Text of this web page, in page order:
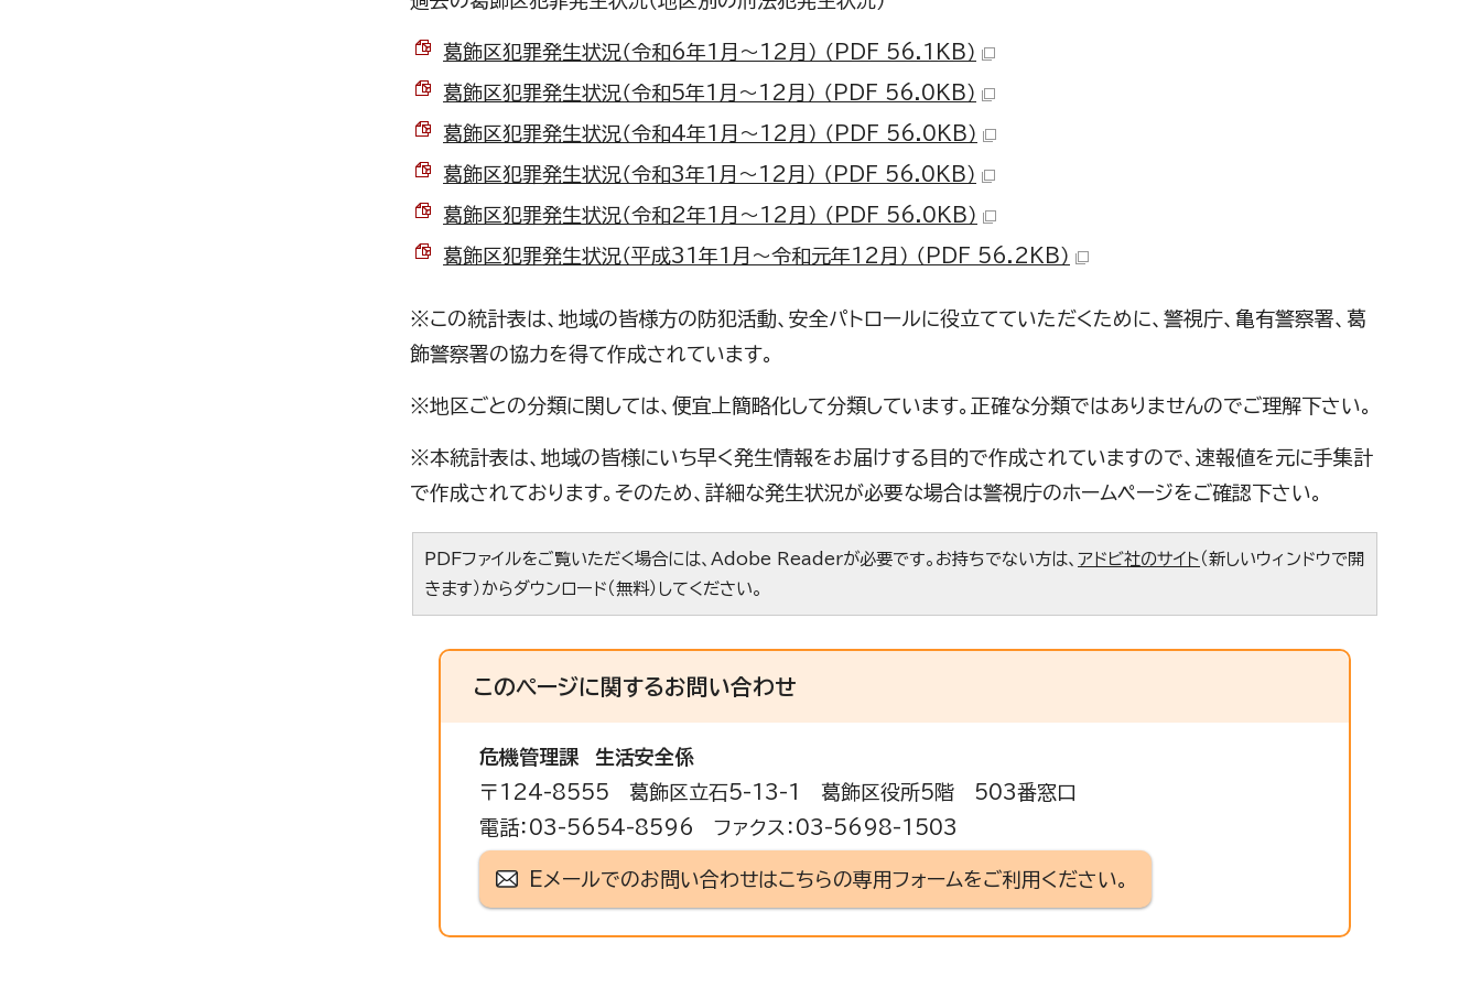
葛飾区犯罪発生状況（令和6年1月～12月） （PDF 56.1KB）
葛飾区犯罪発生状況（令和5年1月～12月） （PDF 56.0KB）
葛飾区犯罪発生状況（令和4年1月～12月） （PDF 56.0KB）
葛飾区犯罪発生状況（令和3年1月～12月） （PDF 56.0KB）
葛飾区犯罪発生状況（令和2年1月～12月） （PDF 56.0KB）
葛飾区犯罪発生状況（平成31年1月～令和元年12月） （PDF 56.2KB）
※この統計表は、地域の皆様方の防犯活動、安全パトロールに役立てていただくために、警視庁、亀有警察署、葛
飾警察署の協力を得て作成されています。
※地区ごとの分類に関しては、便宜上簡略化して分類しています。正確な分類ではありませんのでご理解下さい。
※本統計表は、地域の皆様にいち早く発生情報をお届けする目的で作成されていますので、速報値を元に手集計
で作成されております。そのため、詳細な発生状況が必要な場合は警視庁のホームページをご確認下さい。
PDFファイルをご覧いただく場合には、Adobe Readerが必要です。お持ちでない方は、 アドビ社のサイト（新しいウィンドウで開
きます）からダウンロード（無料）してください。
このページに関するお問い合わせ
危機管理課
生活安全係
〒124-8555 葛飾区立石5-13-1 葛飾区役所5階 503番窓口
電話：03-5654-8596 ファクス：03-5698-1503
Eメールでのお問い合わせはこちらの専用フォームをご利用ください。